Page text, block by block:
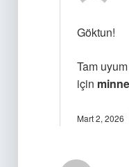
Göktun!
Tam
için
Mart 2, 2026